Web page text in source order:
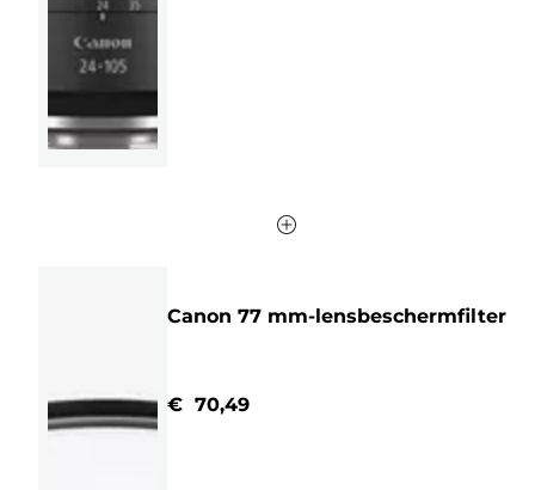
Canon 77 mm-lensbeschermfilter
€ 70,49